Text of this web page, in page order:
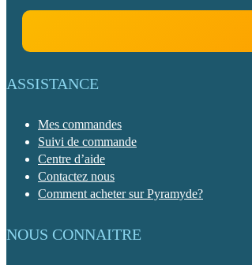
ASSISTANCE
Mes commandes
Suivi de commande
Centre d’aide
Contactez nous
Comment acheter sur Pyramyde?
NOUS CONNAITRE